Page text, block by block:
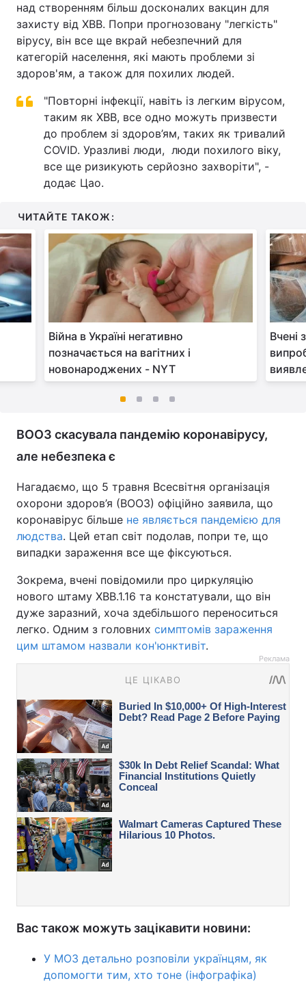
над створенням більш досконалих вакцин для
захисту від XBB. Попри прогнозовану "легкість"
вірусу, він все ще вкрай небезпечний для
категорій населення, які мають проблеми зі
здоров'ям, а також для похилих людей.
"Повторні інфекції, навіть із легким вірусом,
таким як XBB, все одно можуть призвести
до проблем зі здоров’ям, таких як тривалий
COVID. Уразливі люди, люди похилого віку,
все ще ризикують серйозно захворіти", -
додає Цао.
ЧИТАЙТЕ ТАКОЖ:
Війна в Україні негативно
позначається на вагітних і
новонароджених - NYT
Вчені
ВООЗ скасувала пандемію коронавірусу,
але небезпека є
Нагадаємо, що 5 травня Всесвітня організація
охорони здоров’я (ВООЗ) офіційно заявила, що
коронавірус більше не являється пандемією для
людства. Цей етап світ подолав, попри те, що
випадки зараження все ще фіксуються.
Зокрема, вчені повідомили про циркуляцію
нового штаму XBB.1.16 та констатували, що він
дуже заразний, хоча здебільшого переноситься
легко. Одним з головних симптомів зараження
цим штамом назвали кон'юнктивіт.
Реклама
Вас також можуть зацікавити новини:
У МОЗ детально розповіли українцям, як
допомогти тим, хто тоне (інфографіка)